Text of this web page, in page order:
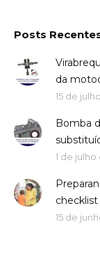
Posts
da
15 de
Bomba
1 de julho
15 de